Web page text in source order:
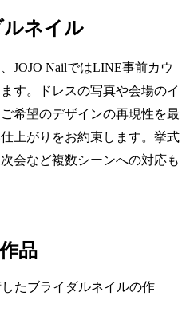
ネイル
JOJO NailではLINE事前カウ
す。ドレスの写真や会場のイ
希望のデザインの再現性を最
上がりをお約束します。挙式
会など複数シーンへの対応も
品
したブライダルネイルの作